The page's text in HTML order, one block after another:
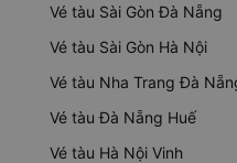
Vé tàu Sài Gòn Đà Nẵng
Vé tàu Sài Gòn Hà Nội
Vé tàu Nha Trang Đà
Vé tàu Đà Nẵng Huế
Vé tàu Hà Nội Vinh